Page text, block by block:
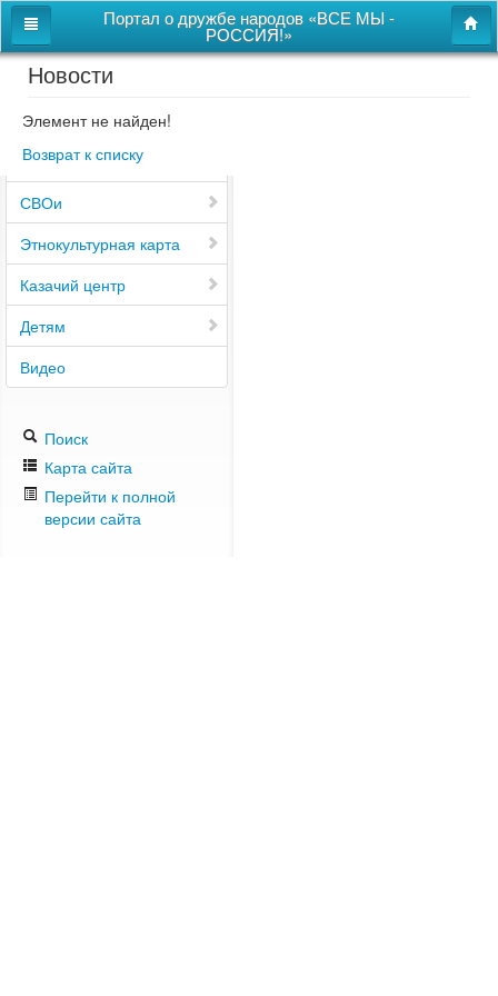
Портал о дружбе народов «ВСЕ МЫ -
РОССИЯ!»
Главная
Дом дружбы народов
Новости
СВОи
Этнокультурная карта
Казачий центр
Детям
Видео
Поиск
Карта сайта
Перейти к полной
версии сайта
Новости
Элемент не найден!
Возврат к списку